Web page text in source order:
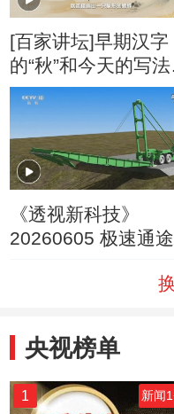
[百家讲坛]早期汉字
的“秋”和今天的写法
乎没有一点关系
《透视新科技》
20260605 极速通途
央视榜单
1 新闻